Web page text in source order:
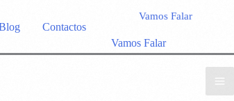
Contactos
Vamos Falar
Vamos Falar